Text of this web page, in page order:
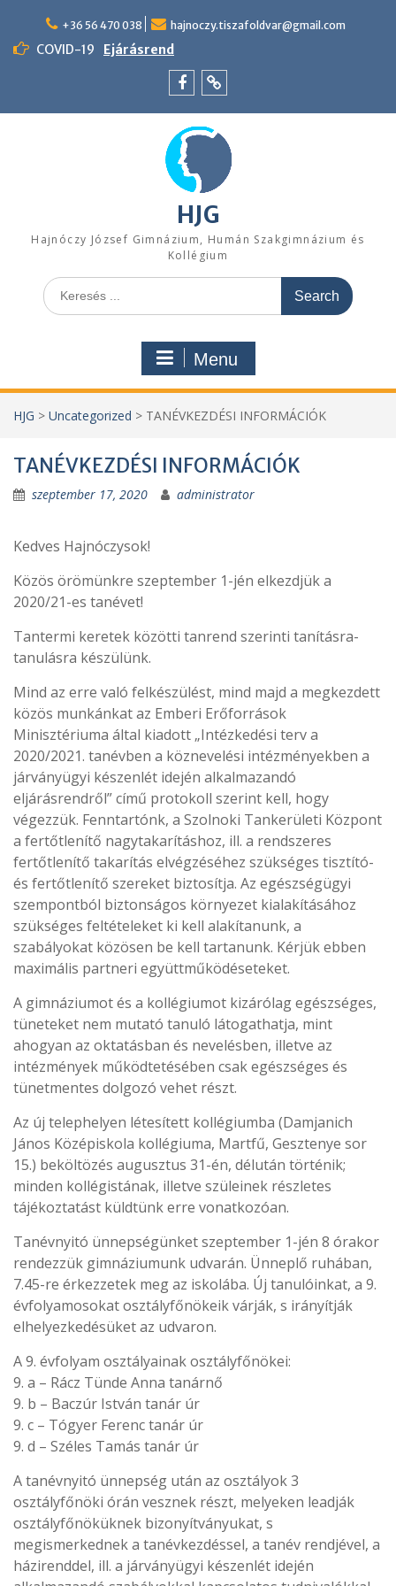
content
+36 56 470 038 hajnoczy.tiszafoldvar@gmail.com
COVID-19 Ejárásrend
tétel
HJG
Hajnóczy József Gimnázium, Humán Szakgimnázium és
Kollégium
Search
for:
Menu
HJG > Uncategorized > TANÉVKEZDÉSI INFORMÁCIÓK
TANÉVKEZDÉSI INFORMÁCIÓK
szeptember 17, 2020 administrator
Kedves Hajnóczysok!
Közös örömünkre szeptember 1-jén elkezdjük a
2020/21-es tanévet!
Tantermi keretek közötti tanrend szerinti tanításra-
tanulásra készülünk.
Mind az erre való felkészülést, mind majd a megkezdett
közös munkánkat az Emberi Erőforrások
Minisztériuma által kiadott „Intézkedési terv a
2020/2021. tanévben a köznevelési intézményekben a
járványügyi készenlét idején alkalmazandó
eljárásrendről” című protokoll szerint kell, hogy
végezzük. Fenntartónk, a Szolnoki Tankerületi Központ
a fertőtlenítő nagytakarításhoz, ill. a rendszeres
fertőtlenítő takarítás elvégzéséhez szükséges tisztító-
és fertőtlenítő szereket biztosítja. Az egészségügyi
szempontból biztonságos környezet kialakításához
szükséges feltételeket ki kell alakítanunk, a
szabályokat közösen be kell tartanunk. Kérjük ebben
maximális partneri együttműködéseteket.
A gimnáziumot és a kollégiumot kizárólag egészséges,
tüneteket nem mutató tanuló látogathatja, mint
ahogyan az oktatásban és nevelésben, illetve az
intézmények működtetésében csak egészséges és
tünetmentes dolgozó vehet részt.
Az új telephelyen létesített kollégiumba (Damjanich
János Középiskola kollégiuma, Martfű, Gesztenye sor
15.) beköltözés augusztus 31-én, délután történik;
minden kollégistának, illetve szüleinek részletes
tájékoztatást küldtünk erre vonatkozóan.
Tanévnyitó ünnepségünket szeptember 1-jén 8 órakor
rendezzük gimnáziumunk udvarán. Ünneplő ruhában,
7.45-re érkezzetek meg az iskolába. Új tanulóinkat, a 9.
évfolyamosokat osztályfőnökeik várják, s irányítják
elhelyezkedésüket az udvaron.
A 9. évfolyam osztályainak osztályfőnökei:
9. a – Rácz Tünde Anna tanárnő
9. b – Baczúr István tanár úr
9. c – Tógyer Ferenc tanár úr
9. d – Széles Tamás tanár úr
A tanévnyitó ünnepség után az osztályok 3
osztályfőnöki órán vesznek részt, melyeken leadják
osztályfőnöküknek bizonyítványukat, s
megismerkednek a tanévkezdéssel, a tanév rendjével, a
házirenddel, ill. a járványügyi készenlét idején